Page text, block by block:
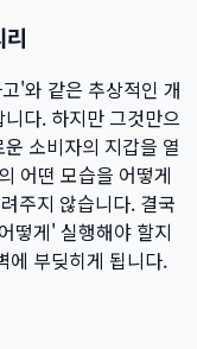
'와 같은 추상적인 개
다. 하지만 그것만으
소비자의 지갑을 열
어떤 모습을 어떻게
주지 않습니다. 결국
떻게' 실행해야 할지
에 부딪히게 됩니다.